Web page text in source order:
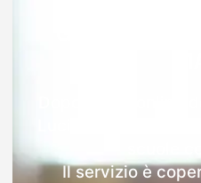
Il servizio è